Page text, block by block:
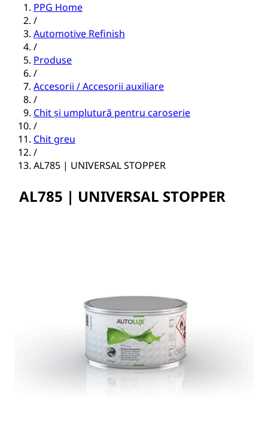
PPG Home
/
Automotive Refinish
/
Produse
/
Accesorii / Accesorii auxiliare
/
Chit și umplutură pentru caroserie
/
Chit greu
/
AL785 | UNIVERSAL STOPPER
AL785 | UNIVERSAL STOPPER